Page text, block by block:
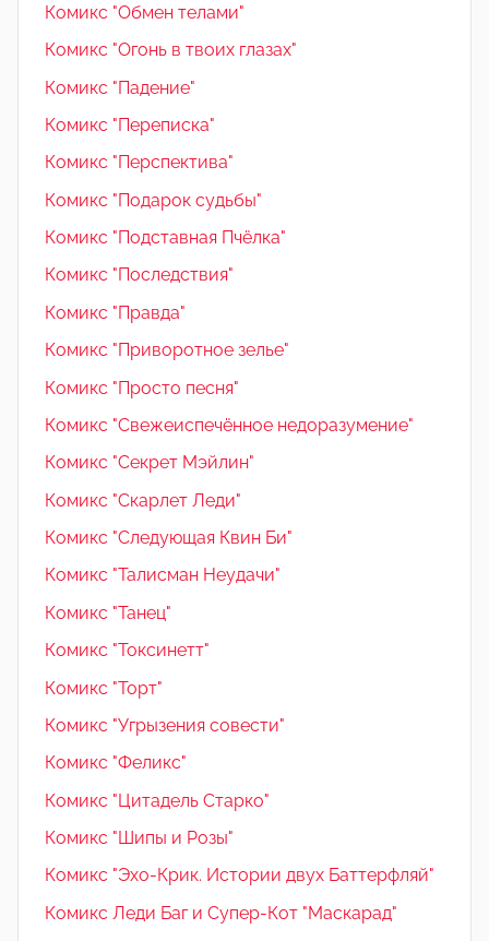
Комикс "Обмен телами"
Комикс "Огонь в твоих глазах"
Комикс "Падение"
Комикс "Переписка"
Комикс "Перспектива"
Комикс "Подарок судьбы"
Комикс "Подставная Пчёлка"
Комикс "Последствия"
Комикс "Правда"
Комикс "Приворотное зелье"
Комикс "Просто песня"
Комикс "Свежеиспечённое недоразумение"
Комикс "Секрет Мэйлин"
Комикс "Скарлет Леди"
Комикс "Следующая Квин Би"
Комикс "Талисман Неудачи"
Комикс "Танец"
Комикс "Токсинетт"
Комикс "Торт"
Комикс "Угрызения совести"
Комикс "Феликс"
Комикс "Цитадель Старко"
Комикс "Шипы и Розы"
Комикс "Эхо-Крик. Истории двух Баттерфляй"
Комикс Леди Баг и Супер-Кот "Маскарад"